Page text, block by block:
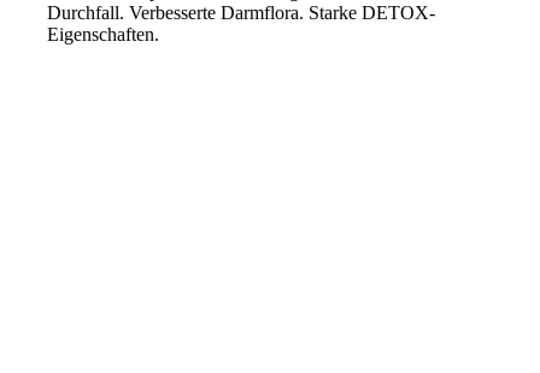
Durchfall. Verbesserte Darmflora. Starke DETOX-
Eigenschaften.